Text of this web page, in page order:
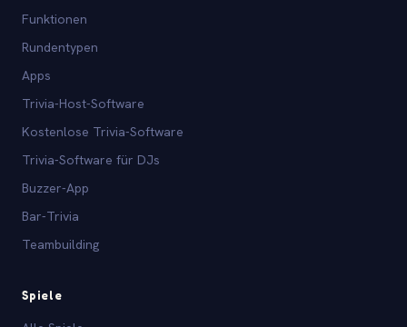
Funktionen
Rundentypen
Apps
Trivia-Host-Software
Kostenlose Trivia-Software
Trivia-Software für DJs
Buzzer-App
Bar-Trivia
Teambuilding
Spiele